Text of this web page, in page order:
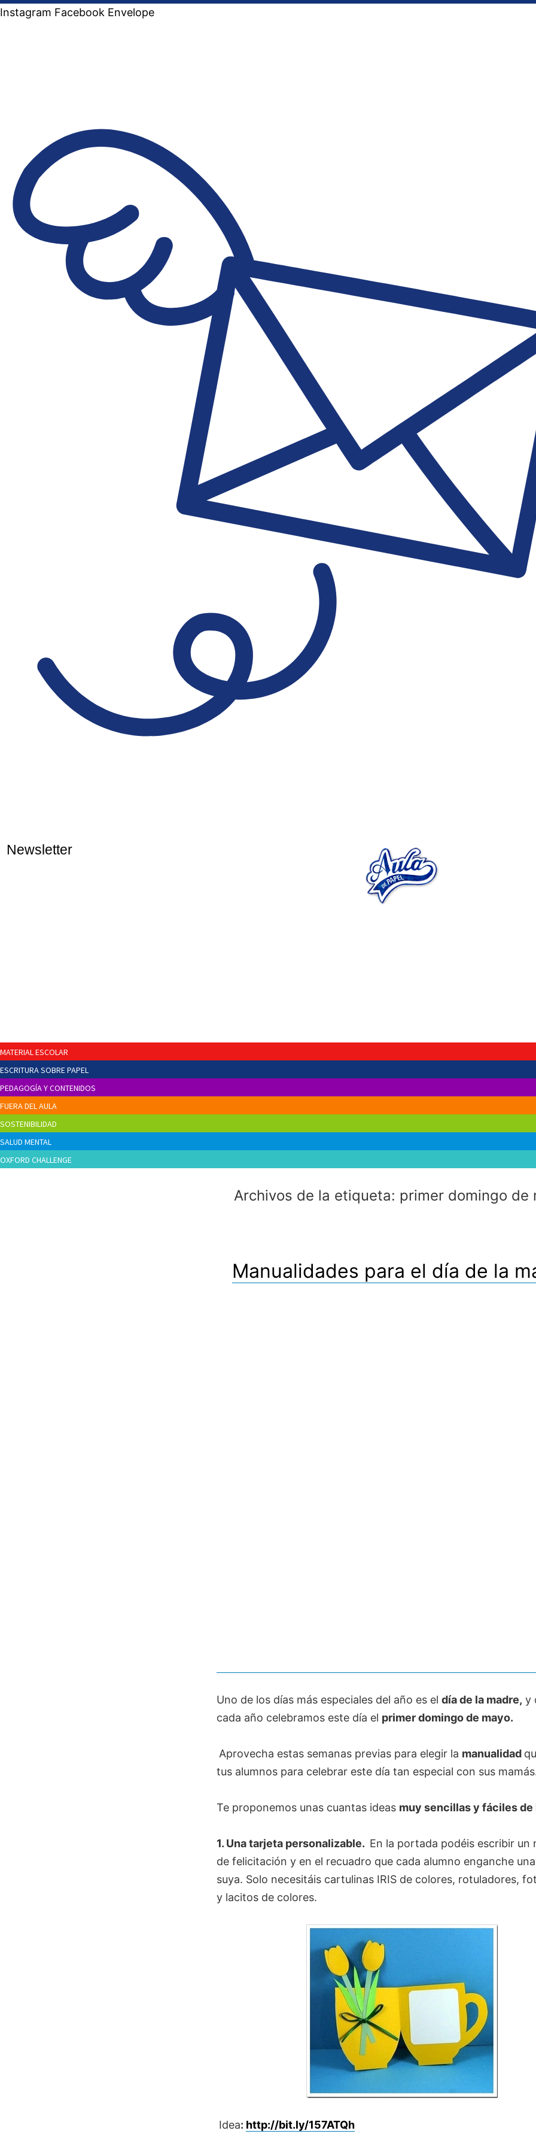
Instagram Facebook Envelope
Newsletter
MATERIAL ESCOLAR
ESCRITURA SOBRE PAPEL
PEDAGOGÍA Y CONTENIDOS
FUERA DEL AULA
SOSTENIBILIDAD
SALUD MENTAL
OXFORD CHALLENGE
Archivos de la etiqueta: primer domingo de
Manualidades para el día de la
Uno de los días más especiales del año es el día de la madre, y
cada año celebramos este día el primer domingo de mayo.
Aprovecha estas semanas previas para elegir la manualidad
tus alumnos para celebrar este día tan especial con sus
Te proponemos unas cuantas ideas muy sencillas y fáciles de
1. Una tarjeta personalizable. En la portada podéis escribir un
de felicitación y en el recuadro que cada alumno enganche
suya. Solo necesitáis cartulinas IRIS de colores, rotuladores,
y lacitos de colores.
Idea: http://bit.ly/157ATQh